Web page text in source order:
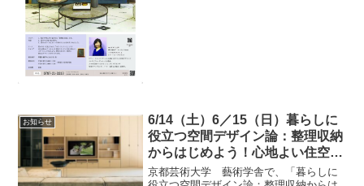
お知らせ
6/14（土）6／15（日）暮らしに
役立つ空間デザイン論：整理収納
からはじめよう！心地よい住空間
の調え方
京都芸術大学 藝術学舎で、「暮らしに